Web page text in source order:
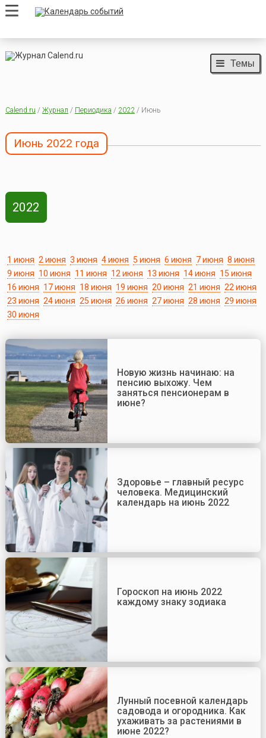
Темы
Calend.ru / Журнал / Периодика / 2022/ Июнь
Июнь 2022 года
2022
1 июня 2 июня 3 июня 4 июня 5 июня 6 июня 7 июня 8 июня
9 июня 10 июня 11 июня 12 июня 13 июня 14 июня 15 июня
16 июня 17 июня 18 июня 19 июня 20 июня 21 июня 22 июня
23 июня 24 июня 25 июня 26 июня 27 июня 28 июня 29 июня
30 июня
Новую жизнь начинаю: на
пенсию выхожу. Чем
заняться пенсионерам в
июне?
Здоровье – главный ресурс
человека. Медицинский
календарь на июнь 2022
Гороскоп на июнь 2022
каждому знаку зодиака
Лунный посевной календарь
садовода и огородника. Как
ухаживать за растениями в
июне 2022?